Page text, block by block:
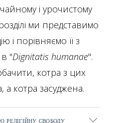
і урочистому
ми представимо
і порівняємо її з
"Dignitatis humanae".
котра з цих
а котра засуджена.
релігійну свободу